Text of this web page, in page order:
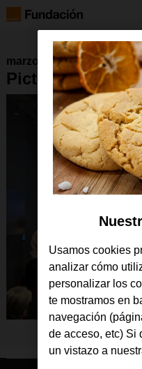
marzo 2026
Pictogram-
Usamos cookies
analizar cómo
personalizar los
te mostramos en
navegación
de acceso, etc) Si
un vistazo a